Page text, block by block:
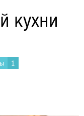
кухни
1